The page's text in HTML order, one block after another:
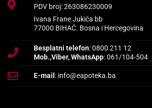
PDV broj: 263086230009
Ivana Frane Jukića bb
77000 BIHAĆ. Bosna i Hercegovina
Besplatni telefon: 0800 211 12
Mob.,Viber, WhatsApp: 061/104-504
E-mail : info@eapoteka.ba